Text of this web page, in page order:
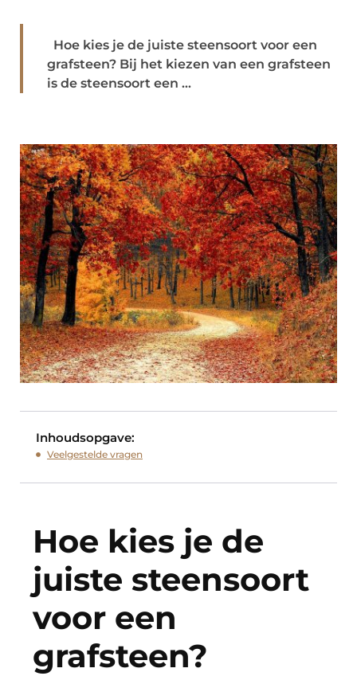
Hoe kies je de juiste steensoort voor een
grafsteen? Bij het kiezen van een grafsteen
is de steensoort een ...
Inhoudsopgave:
Veelgestelde vragen
Hoe kies je de
juiste steensoort
voor een
grafsteen?